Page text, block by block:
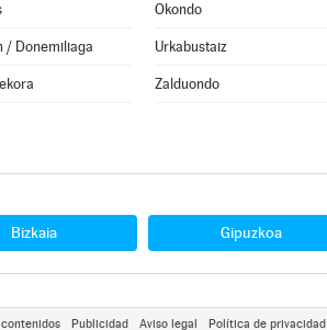
Okondo
/ Donemiliaga Urkabustaiz
Zalduondo
Bizkaia Gipuzkoa
Publicidad Aviso legal Política de privacidad